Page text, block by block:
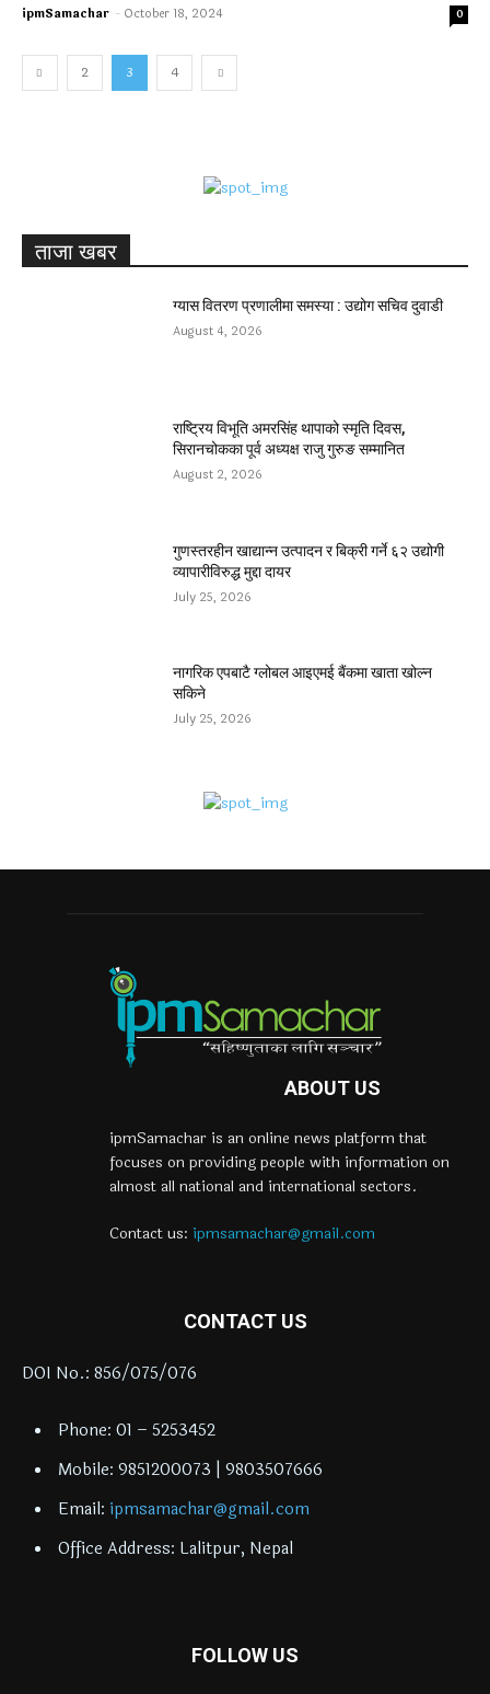
ipmSamachar - October 18, 2024 0
2 3 4
ताजा खबर
ग्यास वितरण प्रणालीमा समस्या : उद्योग सचिव दुवाडी
August 4, 2026
राष्ट्रिय विभूति अमरसिंह थापाको स्मृति दिवस,
सिरानचोकका पूर्व अध्यक्ष राजु गुरुङ सम्मानित
August 2, 2026
गुणस्तरहीन खाद्यान्न उत्पादन र बिक्री गर्ने ६२ उद्योगी
व्यापारीविरुद्ध मुद्दा दायर
July 25, 2026
नागरिक एपबाटै ग्लोबल आइएमई बैंकमा खाता खोल्न
सकिने
July 25, 2026
ABOUT US
ipmSamachar is an online news platform that
focuses on providing people with information on
almost all national and international sectors.
Contact us: ipmsamachar@gmail.com
CONTACT US
DOI No.: 856/075/076
Phone: 01 – 5253452
Mobile: 9851200073 | 9803507666
Email: ipmsamachar@gmail.com
Office Address: Lalitpur, Nepal
FOLLOW US